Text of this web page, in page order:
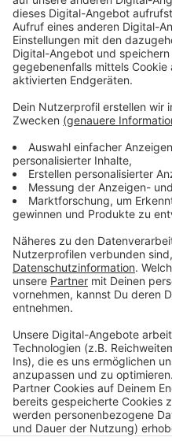
Am Freitag, 14. Mai,
Donnerstag nachgeholt.
Restmülltonnen im Bezirk
Bezirken 4 und 9 sowie
geleert. Die Abfuhr der
Bezirk 5.
Am Samstag, 15. Mai,
nachgeholt. Dann
Bezirk 2, die Biotonnen in
die Papiertonnen im
Gelben Tonnen erfolgt im
Anzeige
Anzeige